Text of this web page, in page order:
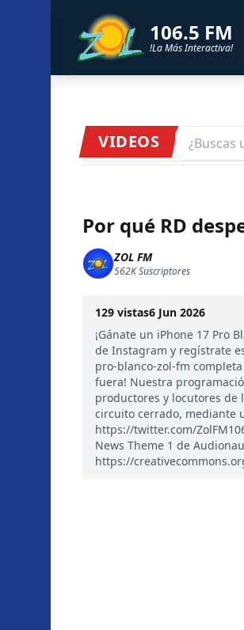
106.5 FM
!La Más Interactiva!
VIDEOS
Por qué RD
ZOL FM
562KSuscriptores
129 vistas6 Jun 2026
¡Gánate un iPhone 17 Pro
de Instagram y regístrate
pro-blanco-zol-fm
fuera! Nuestra
productores y locutores de
circuito cerrado, mediante
https://twitter.com/
News Theme 1 de
https://